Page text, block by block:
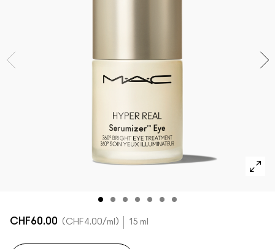
CHF60.00 CHF4.00/ml 15 ml